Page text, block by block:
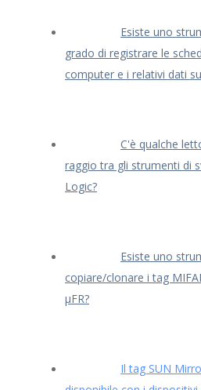
Esiste uno
grado di registrare le
computer e i relativi dati
C'è qualche
raggio tra gli strumenti di
Logic?
Esiste uno
copiare/clonare i tag
μFR?
Il tag SUN